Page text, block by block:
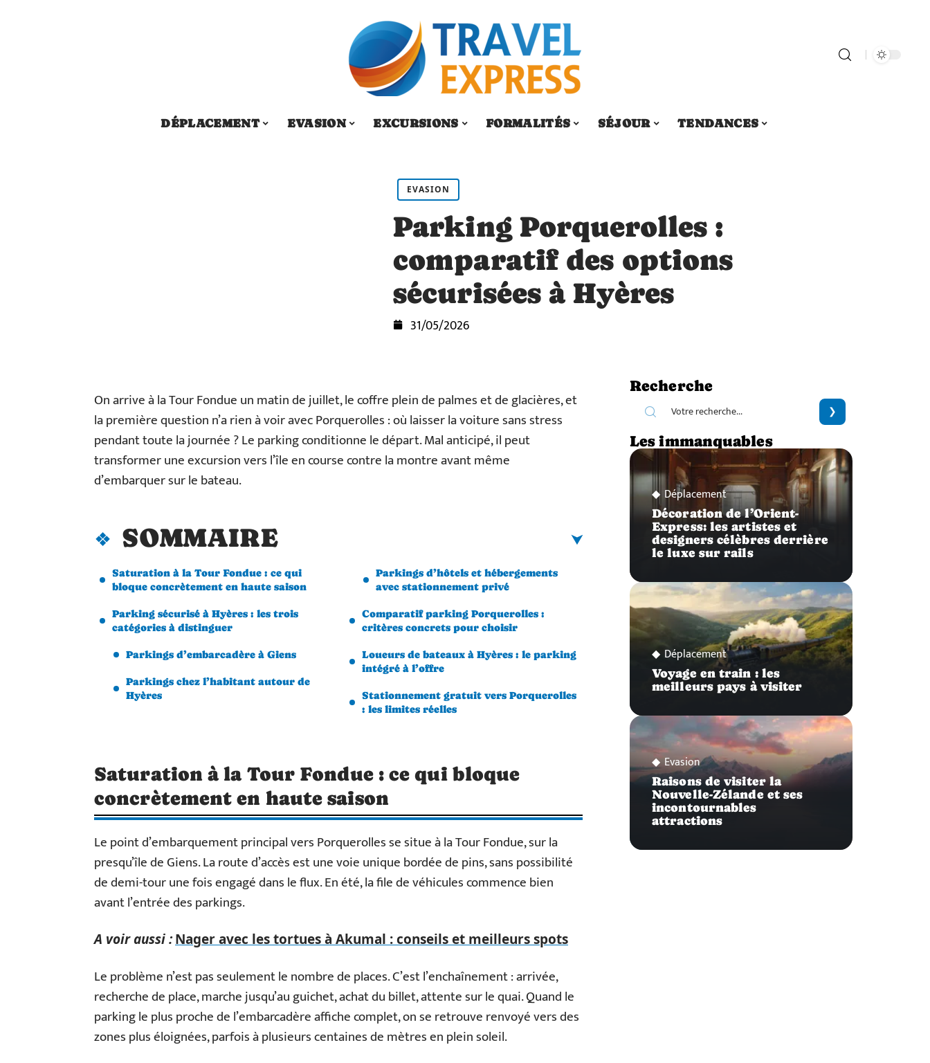
DÉPLACEMENT EVASION EXCURSIONS FORMALITÉS SÉJOUR TENDANCES
EVASION
Parking Porquerolles :
comparatif des options
sécurisées à Hyères
31/05/2026
On arrive à la Tour Fondue un matin de juillet, le coffre plein de palmes et de glacières, et
la première question n’a rien à voir avec Porquerolles : où laisser la voiture sans stress
pendant toute la journée ? Le parking conditionne le départ. Mal anticipé, il peut
transformer une excursion vers l’île en course contre la montre avant même
d’embarquer sur le bateau.
SOMMAIRE
Saturation à la Tour Fondue : ce qui
bloque concrètement en haute saison
Parking sécurisé à Hyères : les trois
catégories à distinguer
Parkings d’embarcadère à Giens
Parkings chez l’habitant autour de
Hyères
Parkings d’hôtels et hébergements
avec stationnement privé
Comparatif parking Porquerolles :
critères concrets pour choisir
Loueurs de bateaux à Hyères : le parking
intégré à l’offre
Stationnement gratuit vers Porquerolles
: les limites réelles
Saturation à la Tour Fondue : ce qui bloque
concrètement en haute saison
Le point d’embarquement principal vers Porquerolles se situe à la Tour Fondue, sur la
presqu’île de Giens. La route d’accès est une voie unique bordée de pins, sans possibilité
de demi-tour une fois engagé dans le flux. En été, la file de véhicules commence bien
avant l’entrée des parkings.
A voir aussi :Nager avec les tortues à Akumal : conseils et meilleurs spots
Le problème n’est pas seulement le nombre de places. C’est l’enchaînement : arrivée,
recherche de place, marche jusqu’au guichet, achat du billet, attente sur le quai. Quand le
parking le plus proche de l’embarcadère affiche complet, on se retrouve renvoyé vers des
zones plus éloignées, parfois à plusieurs centaines de mètres en plein soleil.
Recherche
Les immanquables
Déplacement
Décoration de l’Orient-
Express: les artistes et
designers célèbres derrière
le luxe sur rails
Déplacement
Voyage en train : les
meilleurs pays à visiter
Evasion
Raisons de visiter la
Nouvelle-Zélande et ses
incontournables
attractions